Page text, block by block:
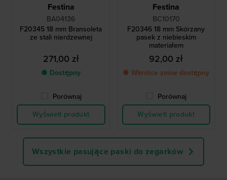
Festina
BA04136
F20345 18 mm Bransoleta
ze stali nierdzewnej
271,00 zł
● Dostępny
Porównaj
Wyświetl produkt
Festina
BC10170
F20346 18 mm Skórzany
pasek z niebieskim
materiałem
92,00 zł
● Wkrótce znów dostępny
Porównaj
Wyświetl produkt
Wszystkie pasujące paski do zegarków